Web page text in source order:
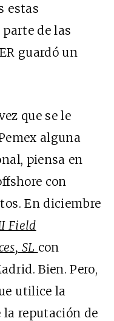
estas
de las
guardó un
que se le
alguna
piensa en
con
En diciembre
Field
SL con
Bien. Pero,
utilice la
la reputación de